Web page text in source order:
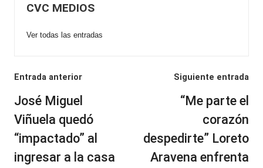
CVC MEDIOS
Ver todas las entradas
Navegación
de
entradas
Entrada anterior
José Miguel
Viñuela quedó
“impactado” al
ingresar a la casa
Siguiente entrada
“Me parte el
corazón
despedirte” Loreto
Aravena enfrenta